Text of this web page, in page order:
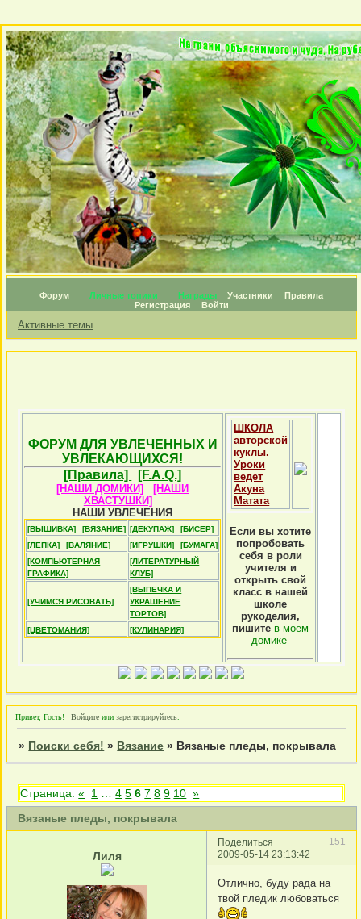
Форум Личные топики Награды Участники
Правила
Регистрация
Войти
Активные темы
ФОРУМ ДЛЯ УВЛЕЧЕННЫХ И
УВЛЕКАЮЩИХСЯ!
[Правила]
[F.A.Q.]
[НАШИ ДОМИКИ]
[НАШИ
ХВАСТУШКИ]
НАШИ УВЛЕЧЕНИЯ
[ВЫШИВКА] [ВЯЗАНИЕ] [ДЕКУПАЖ]
[БИСЕР]
[ЛЕПКА]
[ВАЛЯНИЕ] [ИГРУШКИ]
[БУМАГА]
[КОМПЬЮТЕРНАЯ
ГРАФИКА]
[ЛИТЕРАТУРНЫЙ
КЛУБ]
[УЧИМСЯ РИСОВАТЬ]
[ВЫПЕЧКА И
УКРАШЕНИЕ
ТОРТОВ]
[ЦВЕТОМАНИЯ]
[КУЛИНАРИЯ]
ШКОЛА
авторской
куклы.
Уроки
ведет
Акуна
Матата
Если вы хотите
попробовать
себя в роли
учителя и
открыть свой
класс в нашей
школе
рукоделия,
пишите в моем
домике
Привет, Гость! Войдите или зарегистрируйтесь
» Поиски себя! » Вязание » Вязаные пледы, покрывала
Вязаные пледы, покрывала
Страница:« 1 4 5 6 7 8 9 10 »
Поделиться
151
2009-05-14 23:13:42
Лиля
Отлично, буду рада на
твой пледик любоваться